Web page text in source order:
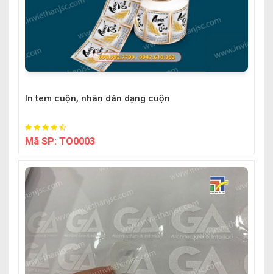
In tem cuộn, nhãn dán dạng cuộn
Mã SP: TO0003